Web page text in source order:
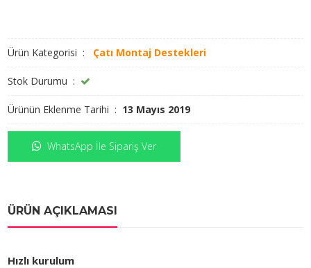
Ürün Kategorisi : Çatı Montaj Destekleri
Stok Durumu :
Ürünün Eklenme Tarihi : 13 Mayıs 2019
WhatsApp İle Sipariş Ver
ÜRÜN AÇIKLAMASI
Hızlı kurulum